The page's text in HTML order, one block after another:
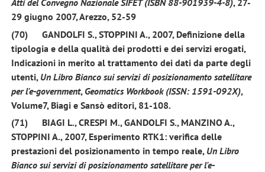
Atti del Convegno Nazionale SIFET (ISBN 88-901939-4-8), 27-
29 giugno 2007, Arezzo, 52-59
(70)
GANDOLFI S.,STOPPINI A., 2007, Definizione della
tipologia e della qualità dei prodotti e dei servizi erogati,
Indicazioni in merito al trattamento dei dati da parte degli
utenti, Un Libro Bianco sui servizi di posizionamento satellitare
per l'e-government, Geomatics Workbook (ISSN: 1591-092X),
Volume7, Biagi e Sansò editori, 81-108.
(71)
BIAGI L.,CRESPI M.,GANDOLFI S.,MANZINO A.,
STOPPINI A., 2007, Esperimento RTK1: verifica delle
prestazioni del posizionamento in tempo reale, Un Libro
Bianco sui servizi di posizionamento satellitare per l'e-